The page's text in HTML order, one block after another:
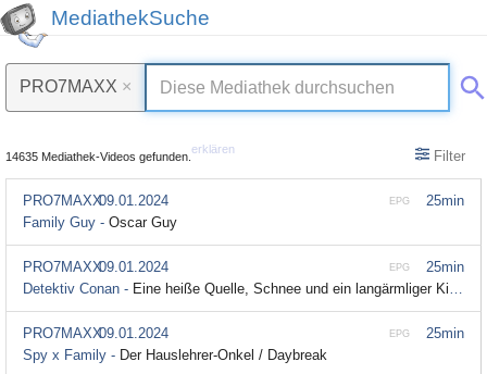
MediathekSuche
PRO7MAXX ×
14635 Mediathek-Videos gefunden.
erklären Filter
25min
EPG
PRO7MAXX09.01.2024
Family Guy - Oscar Guy
25min
EPG
PRO7MAXX09.01.2024
Detektiv Conan - Eine heiße Quelle, Schnee und ein langärmliger Kimono (2)
25min
EPG
PRO7MAXX09.01.2024
Spy x Family - Der Hauslehrer-Onkel / Daybreak